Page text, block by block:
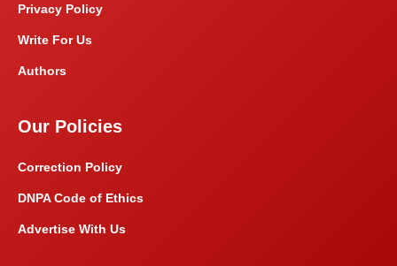
Privacy Policy
Write For Us
Authors
Our Policies
Correction Policy
DNPA Code of Ethics
Advertise With Us